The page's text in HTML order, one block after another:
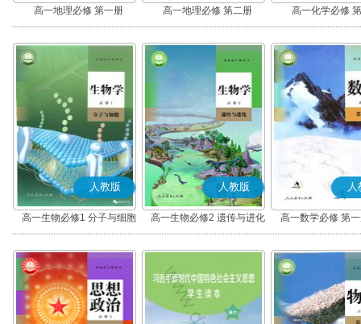
高一地理必修 第一册 高一地理必修 第二册 高一化学必修
人教版
高一生物必修1 分子与细胞
人教版
高一生物必修2 遗传与进化
人
高一数学必修 第